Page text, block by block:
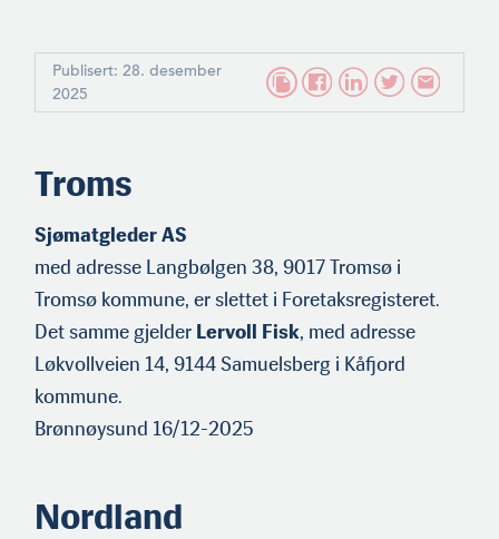
Publisert: 28. desember
2025
Troms
Sjømatgleder AS
med adresse Langbølgen 38, 9017 Tromsø i
Tromsø kommune, er slettet i Foretaksregisteret.
Det samme gjelder Lervoll Fisk, med adresse
Løkvollveien 14, 9144 Samuelsberg i Kåfjord
kommune.
Brønnøysund 16/12-2025
Nordland